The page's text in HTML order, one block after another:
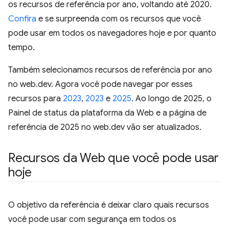
os recursos de referência por ano, voltando até 2020.
Confira e se surpreenda com os recursos que você
pode usar em todos os navegadores hoje e por quanto
tempo.
Também selecionamos recursos de referência por ano
no web.dev. Agora você pode navegar por esses
recursos para 2023, 2023 e 2025. Ao longo de 2025, o
Painel de status da plataforma da Web e a página de
referência de 2025 no web.dev vão ser atualizados.
Recursos da Web que você pode usar
hoje
O objetivo da referência é deixar claro quais recursos
você pode usar com segurança em todos os